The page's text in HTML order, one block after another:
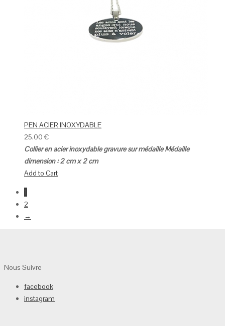
PEN ACIER INOXYDABLE
25.00€
Collier en acier inoxydable gravure sur médaille Médaille
dimension : 2 cm x 2 cm
Add to Cart
1
2
→
Nous Suivre
facebook
instagram